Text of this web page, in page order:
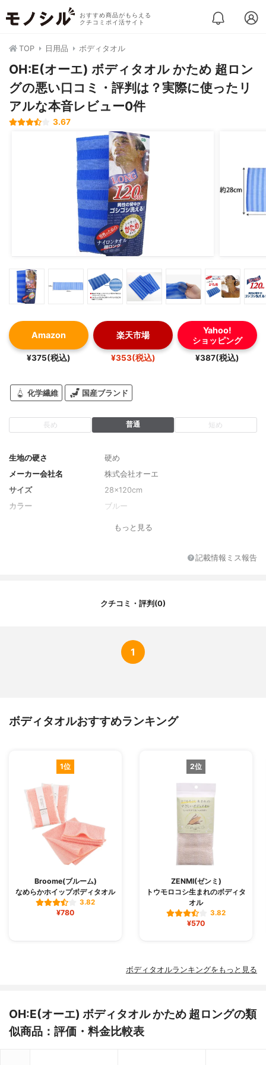
おすすめ商品がもらえる
クチコミポイ活サイト
TOP 日用品 ボディタオル
OH:E(オーエ) ボディタオル かため 超ロン
グの悪い口コミ・評判は？実際に使ったリ
アルな本音レビュー0件
3.67
Amazon
¥375(税込)
楽天市場
¥353(税込)
Yahoo!
ショッピング
¥387(税込)
化学繊維 国産ブランド
長め 普通 短め
生地の硬さ
硬め
メーカー会社名
株式会社オーエ
サイズ
28×120cm
カラー
ブルー
もっと見る
記載情報ミス報告
クチコミ・評判(0)
1
ボディタオルおすすめランキング
1位
Broome(ブルーム)
なめらかホイップボディタオル
3.82
¥780
2位
ZENMI(ゼンミ)
トウモロコシ生まれのボディタ
オル
3.82
¥570
ボディタオルランキングをもっと見る
OH:E(オーエ) ボディタオル かため 超ロングの類
似商品：評価・料金比較表